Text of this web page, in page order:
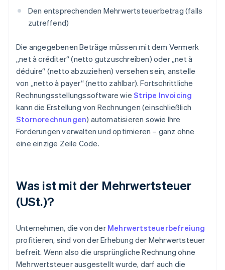
Den entsprechenden Mehrwertsteuerbetrag (falls
zutreffend)
Die angegebenen Beträge müssen mit dem Vermerk
„net à créditer“ (netto gutzuschreiben) oder „net à
déduire“ (netto abzuziehen) versehen sein, anstelle
von „netto à payer“ (netto zahlbar). Fortschrittliche
Rechnungsstellungssoftware wieStripe Invoicing
kann die Erstellung von Rechnungen (einschließlich
Stornorechnungen) automatisieren sowie Ihre
Forderungen verwalten und optimieren – ganz ohne
eine einzige Zeile Code.
Was ist mit der Mehrwertsteuer
(USt.)?
Unternehmen, die von der Mehrwertsteuerbefreiung
profitieren, sind von der Erhebung der Mehrwertsteuer
befreit. Wenn also die ursprüngliche Rechnung ohne
Mehrwertsteuer ausgestellt wurde, darf auch die